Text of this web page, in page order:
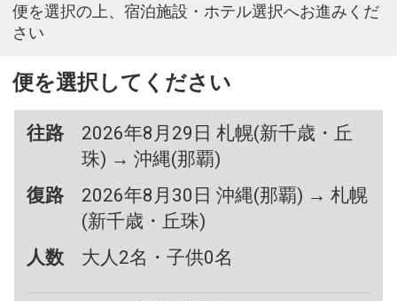
便を選択の上、宿泊施設・ホテル選択へお進みくだ
さい
便を選択してください
往路
2026年8月29日 札幌(新千歳・丘
珠) → 沖縄(那覇)
復路
2026年8月30日 沖縄(那覇) → 札幌
(新千歳・丘珠)
人数
大人2名・子供0名